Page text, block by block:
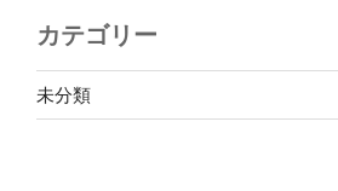
カテゴリー
未分類